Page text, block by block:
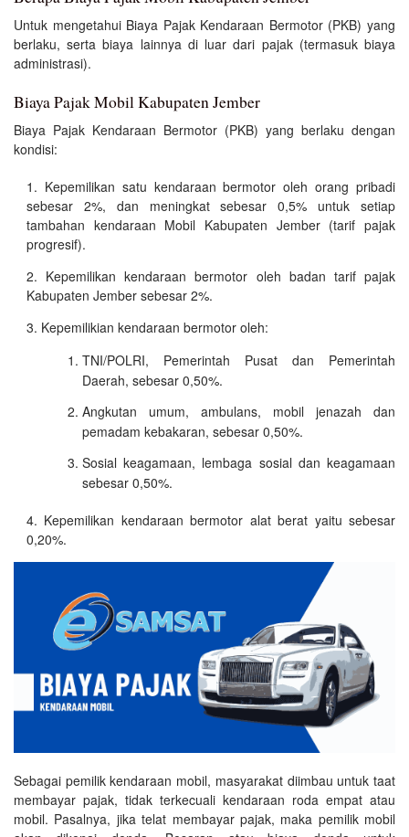
Untuk mengetahui Biaya Pajak Kendaraan Bermotor (PKB) yang
berlaku, serta biaya lainnya di luar dari pajak (termasuk biaya
administrasi).
Biaya Pajak Mobil Kabupaten Jember
Biaya Pajak Kendaraan Bermotor (PKB) yang berlaku dengan
kondisi:
Kepemilikan satu kendaraan bermotor oleh orang pribadi
sebesar 2%, dan meningkat sebesar 0,5% untuk setiap
tambahan kendaraan Mobil Kabupaten Jember (tarif pajak
progresif).
Kepemilikan kendaraan bermotor oleh badan tarif pajak
Kabupaten Jember sebesar 2%.
Kepemilikian kendaraan bermotor oleh:
TNI/POLRI, Pemerintah Pusat dan Pemerintah
Daerah, sebesar 0,50%.
Angkutan umum, ambulans, mobil jenazah dan
pemadam kebakaran, sebesar 0,50%.
Sosial keagamaan, lembaga sosial dan keagamaan
sebesar 0,50%.
Kepemilikan kendaraan bermotor alat berat yaitu sebesar
0,20%.
Sebagai pemilik kendaraan mobil, masyarakat diimbau untuk taat
membayar pajak, tidak terkecuali kendaraan roda empat atau
mobil. Pasalnya, jika telat membayar pajak, maka pemilik mobil